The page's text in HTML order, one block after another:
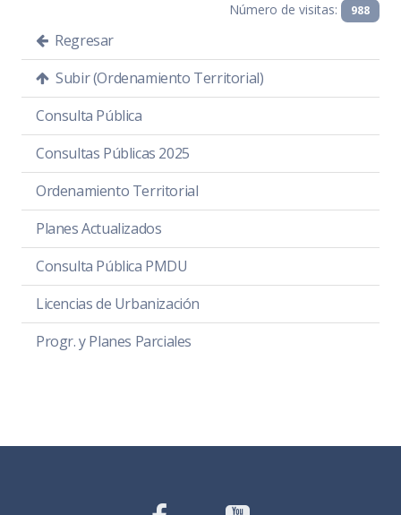
Número de visitas: 988
Regresar
Subir (Ordenamiento Territorial)
Consulta Pública
Consultas Públicas 2025
Ordenamiento Territorial
Planes Actualizados
Consulta Pública PMDU
Licencias de Urbanización
Progr. y Planes Parciales